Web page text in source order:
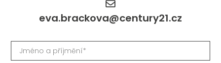
eva.brackova@century21.cz